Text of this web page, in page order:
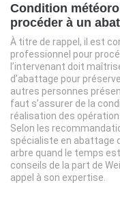
Condition
procéder à un
À titre de rappel, il est
professionnel pour
l’intervenant doit
d’abattage pour
autres personnes
faut s’assurer de la
réalisation des
Selon les
spécialiste en abattage
arbre quand le temps
conseils de la part de
appel à son expertise.